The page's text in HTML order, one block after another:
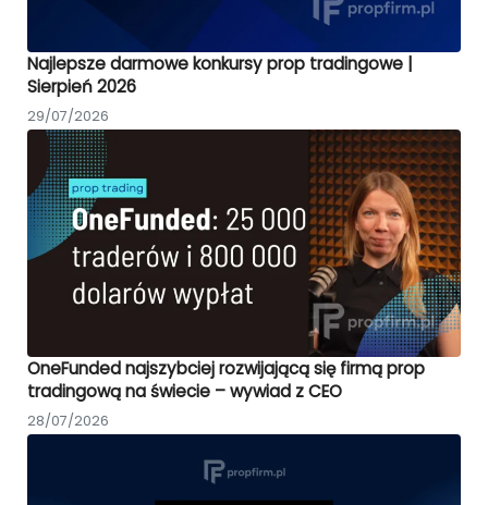
Najlepsze darmowe konkursy prop tradingowe |
Sierpień 2026
29/07/2026
OneFunded najszybciej rozwijającą się firmą prop
tradingową na świecie – wywiad z CEO
28/07/2026